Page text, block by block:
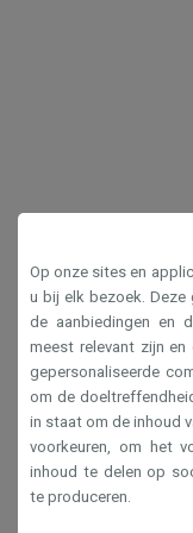
Op onze sites en
u bij elk bezoek.
de aanbiedingen en
meest relevant zijn
gepersonaliseerde
om de
in staat om de inhoud
voorkeuren, om het
inhoud te delen op
te produceren.